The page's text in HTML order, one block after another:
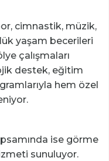
cimnastik, müzik,
yaşam becerileri
çalışmaları
destek, eğitim
hem özel
ise görme
sunuluyor.